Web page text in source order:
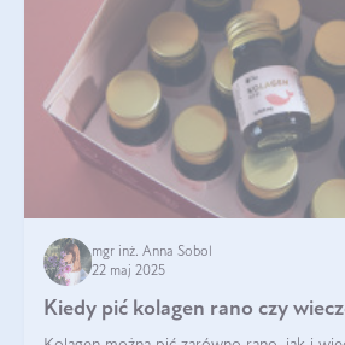
mgr inż. Anna Sobol
22 maj 2025
Kiedy pić kolagen rano czy